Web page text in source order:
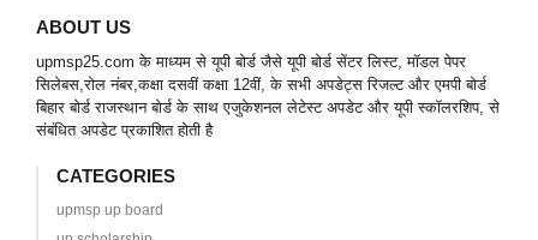
ABOUT US
upmsp25.com के माध्यम से यूपी बोर्ड जैसे यूपी बोर्ड सेंटर लिस्ट, मॉडल पेपर
सिलेबस,रोल नंबर,कक्षा दसवीं कक्षा 12वीं, के सभी अपडेट्स रिजल्ट और एमपी बोर्ड
बिहार बोर्ड राजस्थान बोर्ड के साथ एजुकेशनल लेटेस्ट अपडेट और यूपी स्कॉलरशिप, से
संबंधित अपडेट प्रकाशित होती है
CATEGORIES
upmsp up board